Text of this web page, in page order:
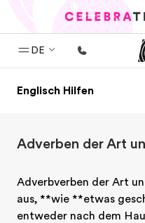
DE
Home
Programme
Büros
Englisch Hilfen
Adverben der Art
Adverbverben der Art
aus, **wie **etwas
entweder nach dem